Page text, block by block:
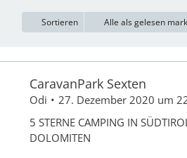
Sortieren Alle als gelesen
CaravanPark Sexten
Odi
27. Dezember 2020 um
5 STERNE CAMPING IN
DOLOMITEN